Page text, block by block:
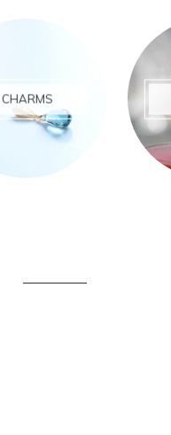
CHARMS